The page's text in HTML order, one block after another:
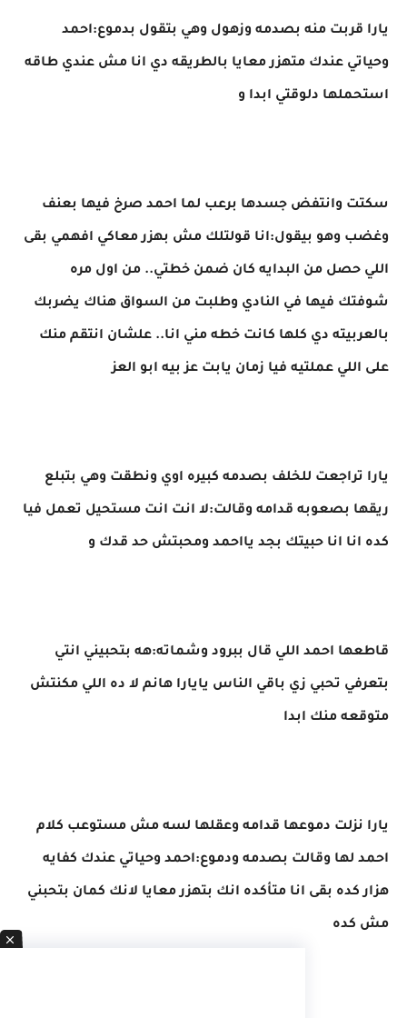
يارا قربت منه بصدمه وزهول وهي بتقول بدموع:احمد
وحياتي عندك متهزر معايا بالطريقه دي انا مش عندي طاقه
استحملها دلوقتي ابدا و
سكتت وانتفض جسدها برعب لما احمد صرخ فيها بعنف
وغضب وهو بيقول:انا قولتلك مش بهزر معاكي افهمي بقى
اللي حصل من البدايه كان ضمن خطتي.. من اول مره
شوفتك فيها في النادي وطلبت من السواق هناك يضربك
بالعربيته دي كلها كانت خطه مني انا.. علشان انتقم منك
على اللي عملتيه فيا زمان يابت عز بيه ابو العز
يارا تراجعت للخلف بصدمه كبيره اوي ونطقت وهي بتبلع
ريقها بصعوبه قدامه وقالت:لا انت انت مستحيل تعمل فيا
كده انا انا حبيتك بجد يااحمد ومحبتش حد قدك و
قاطعها احمد اللي قال ببرود وشماته:هه بتحبيني انتي
بتعرفي تحبي زي باقي الناس يايارا هانم لا ده اللي مكنتش
متوقعه منك ابدا
يارا نزلت دموعها قدامه وعقلها لسه مش مستوعب كلام
احمد لها وقالت بصدمه ودموع:احمد وحياتي عندك كفايه
هزار كده بقى انا متأكده انك بتهزر معايا لانك كمان بتحبني
مش كده